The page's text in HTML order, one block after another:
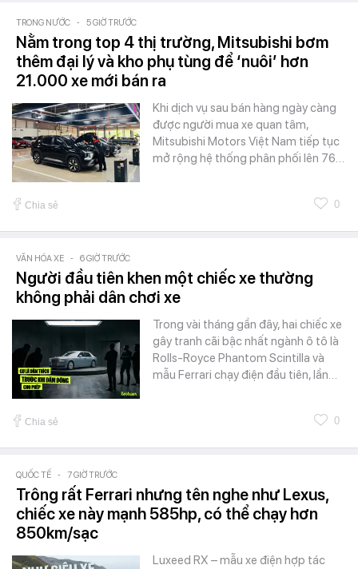
TRONG NƯỚC - 5 GIỜ TRƯỚC
Nằm trong top 4 thị trường, Mitsubishi bơm
thêm đại lý và kho phụ tùng để ‘nuôi’ hơn
21.000 xe mới bán ra
Khi dịch vụ sau bán hàng ngày càng
được người mua xe quan tâm,
Mitsubishi Motors Việt Nam tiếp tục
mở rộng hệ thống phân phối lên 76…
Chia sẻ 0
VĂN HÓA XE - 6 GIỜ TRƯỚC
Người đầu tiên khen một chiếc xe thường
không phải dân chơi xe
Trong vài tháng gần đây, hai chiếc xe
gây tranh cãi bậc nhất ngành ô tô là
Rolls-Royce Phantom Scintilla và
mẫu Ferrari chạy điện đầu tiên, lần…
Chia sẻ 0
QUỐC TẾ - 7 GIỜ TRƯỚC
Trông rất Ferrari nhưng tên nghe như Lexus,
chiếc xe này mạnh 585hp, có thể chạy hơn
850km/sạc
Luxeed RX – mẫu xe điện hợp tác